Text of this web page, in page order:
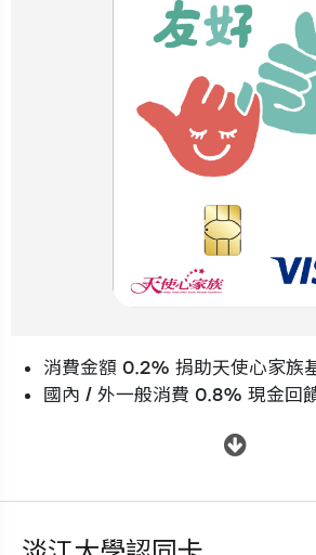
消費金額 0.2% 捐助天使心家族
國內 / 外一般消費 0.8% 現金回